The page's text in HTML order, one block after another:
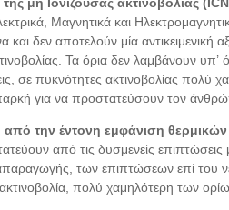
Μαγνητικά και
και δεν αποτελούν μία
Τα όρια δεν λαμβάνουν υπ’
σε πυκνότητες ακτινοβολίας πολύ
για να προστατεύσουν τον
την έντονη εμφάνιση
από τις δυσμενείς
των επιπτώσεων επί του
πολύ χαμηλότερη των